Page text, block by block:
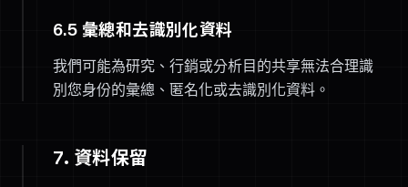
6.5 彙總和去識別化資料
我們可能為研究、行銷或分析目的共享無法合理識
別您身份的彙總、匿名化或去識別化資料。
7. 資料保留